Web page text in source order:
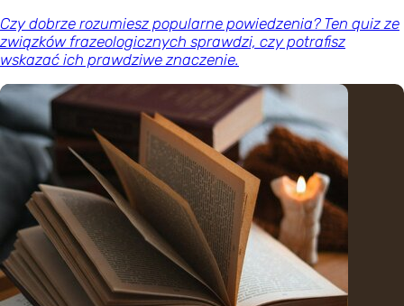
Czy dobrze rozumiesz popularne powiedzenia? Ten quiz ze
związków frazeologicznych sprawdzi, czy potrafisz
wskazać ich prawdziwe znaczenie.